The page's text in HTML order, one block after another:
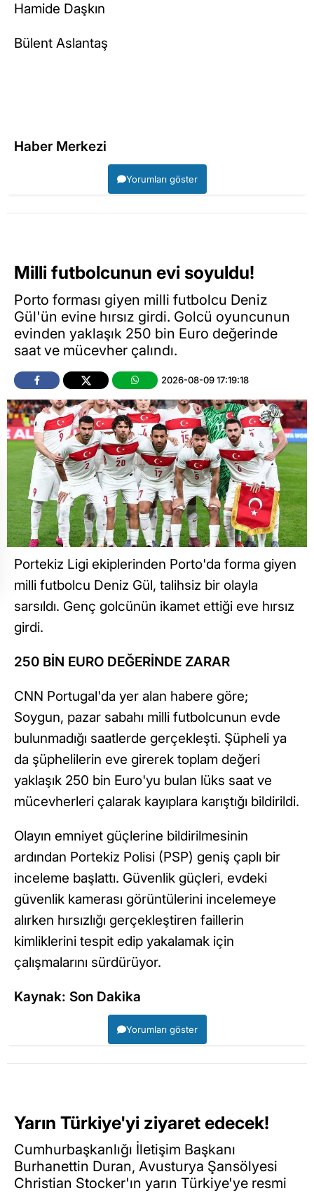
Hamide Daşkın
Bülent Aslantaş
Haber Merkezi
Yorumları göster
Milli futbolcunun evi soyuldu!
Porto forması giyen milli futbolcu Deniz
Gül'ün evine hırsız girdi. Golcü oyuncunun
evinden yaklaşık 250 bin Euro değerinde
saat ve mücevher çalındı.
2026-08-09 17:19:18
Portekiz Ligi ekiplerinden Porto'da forma giyen
milli futbolcu Deniz Gül, talihsiz bir olayla
sarsıldı. Genç golcünün ikamet ettiği eve hırsız
girdi.
250 BİN EURO DEĞERİNDE ZARAR
CNN Portugal'da yer alan habere göre;
Soygun, pazar sabahı milli futbolcunun evde
bulunmadığı saatlerde gerçekleşti. Şüpheli ya
da şüphelilerin eve girerek toplam değeri
yaklaşık 250 bin Euro'yu bulan lüks saat ve
mücevherleri çalarak kayıplara karıştığı bildirildi.
Olayın emniyet güçlerine bildirilmesinin
ardından Portekiz Polisi (PSP) geniş çaplı bir
inceleme başlattı. Güvenlik güçleri, evdeki
güvenlik kamerası görüntülerini incelemeye
alırken hırsızlığı gerçekleştiren faillerin
kimliklerini tespit edip yakalamak için
çalışmalarını sürdürüyor.
Kaynak: Son Dakika
Yorumları göster
Yarın Türkiye'yi ziyaret edecek!
Cumhurbaşkanlığı İletişim Başkanı
Burhanettin Duran, Avusturya Şansölyesi
Christian Stocker'ın yarın Türkiye'ye resmi